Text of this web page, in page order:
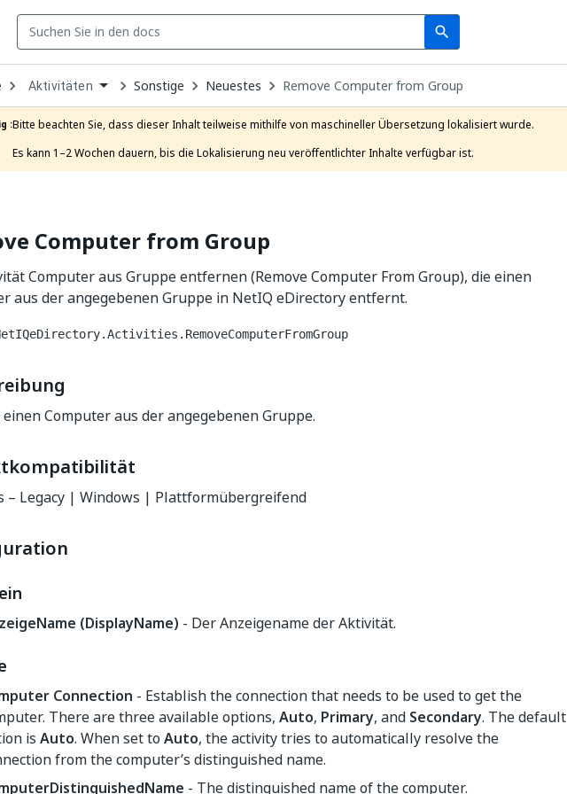
search
Search
Open
Dropdown
to
choose
product
Aktivitäten Sonstige Neuestes Remove Computer from Group
:Bitte beachten Sie, dass dieser Inhalt teilweise mithilfe von maschineller Übersetzung lokalisiert wurde.
Es kann 1–2 Wochen dauern, bis die Lokalisierung neu veröffentlichter Inhalte verfügbar ist.
Computer from Group
Computer aus Gruppe entfernen (Remove Computer From Group), die einen
aus der angegebenen Gruppe in NetIQ eDirectory entfernt.
Computer aus der angegebenen Gruppe.
– Legacy | Windows | Plattformübergreifend
(DisplayName) - Der Anzeigename der Aktivität.
Connection - Establish the connection that needs to be used to get the
There are three available options, Auto, Primary, and Secondary. The default
is Auto. When set to Auto, the activity tries to automatically resolve the
from the computer’s distinguished name.
- The distinguished name of the computer.